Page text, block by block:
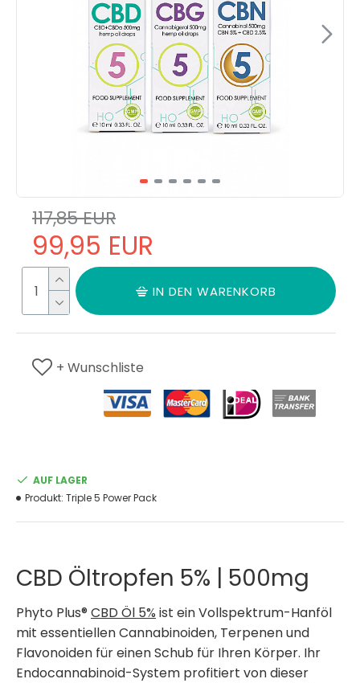
AUF LAGER
Produkt: Triple 5 Power Pack
99,95 EUR
117,85 EUR
IN DEN WARENKORB
+ Wunschliste
CBD Öltropfen 5% | 500mg
Phyto Plus® CBD Öl 5% ist ein Vollspektrum-Hanföl
mit essentiellen Cannabinoiden, Terpenen und
Flavonoiden für einen Schub für Ihren Körper. Ihr
Endocannabinoid-System profitiert von dieser